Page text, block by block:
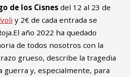
de los Cisnesdel 12 al 23 de
y 2€ de cada entrada se
año 2022 ha quedado
de todos nosotros con la
grueso, describe la tragedia
guerra y, especialmente, para